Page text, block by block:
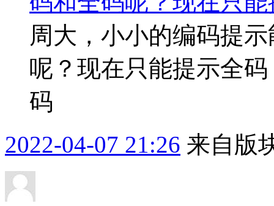
周大，小小的编码提
呢？现在只能提示全
码
2022-04-07 21:26 来自版